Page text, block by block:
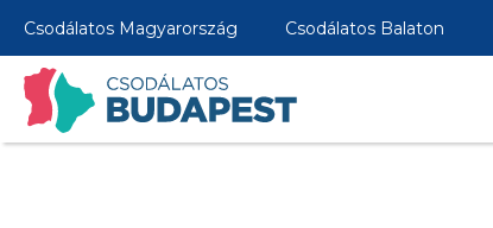
Csodálatos Magyarország Csodálatos Balaton